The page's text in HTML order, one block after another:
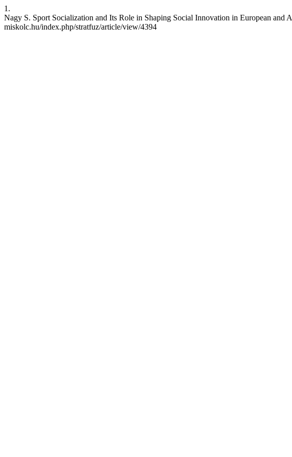
1.
Nagy S. Sport Socialization and Its Role in Shaping Social Innovation in European
miskolc.hu/index.php/stratfuz/article/view/4394